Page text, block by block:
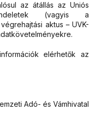
az átállás az Uniós
(vagyis a
aktus – UVK-
elérhetők az
Adó- és Vámhivatal